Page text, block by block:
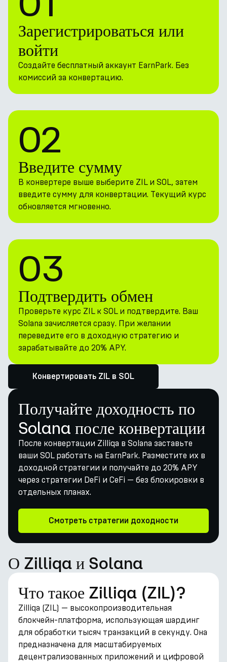
Зарегистрироваться или
войти
Создайте бесплатный аккаунт EarnPark. Без
комиссий за конвертацию.
02
Введите сумму
В конвертере выше выберите ZIL и SOL, затем
введите сумму для конвертации. Текущий курс
обновляется мгновенно.
03
Подтвердить обмен
Проверьте курс ZIL к SOL и подтвердите. Ваш
Solana зачисляется сразу. При желании
переведите его в доходную стратегию и
зарабатывайте до 20% APY.
Конвертировать ZIL в SOL
Получайте доходность по
Solana после конвертации
После конвертации Zilliqa в Solana заставьте
ваши SOL работать на EarnPark. Разместите их в
доходной стратегии и получайте до 20% APY
через стратегии DeFi и CeFi — без блокировки в
отдельных планах.
Смотреть стратегии доходности
О Zilliqa и Solana
Что такое Zilliqa (ZIL)?
Zilliqa (ZIL) — высокопроизводительная
блокчейн-платформа, использующая шардинг
для обработки тысяч транзакций в секунду. Она
предназначена для масштабируемых
децентрализованных приложений и цифровой